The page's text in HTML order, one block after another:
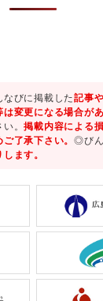
なびに掲載した記事
変更になる場合が
い。掲載内容による
ご了承下さい。◎び
ます。